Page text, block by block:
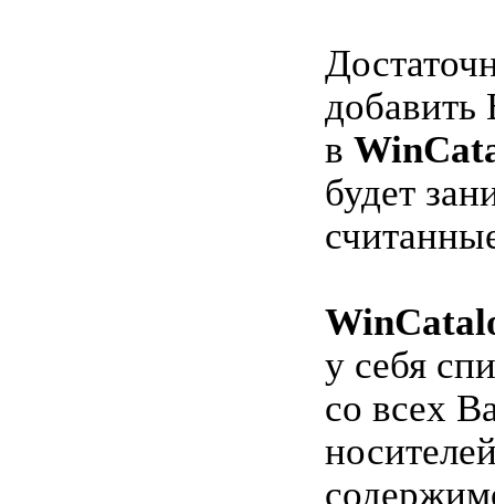
в
будет
у себя
со всех